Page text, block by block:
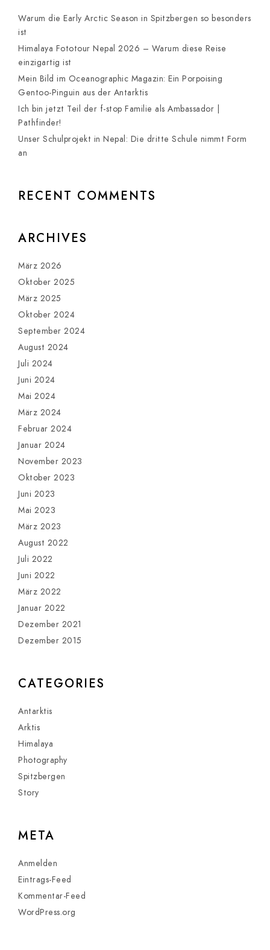
Warum die Early Arctic Season in Spitzbergen so besonders
ist
Himalaya Fototour Nepal 2026 – Warum diese Reise
einzigartig ist
Mein Bild im Oceanographic Magazin: Ein Porpoising
Gentoo-Pinguin aus der Antarktis
Ich bin jetzt Teil der f-stop Familie als Ambassador |
Pathfinder!
Unser Schulprojekt in Nepal: Die dritte Schule nimmt Form
an
RECENT COMMENTS
ARCHIVES
März 2026
Oktober 2025
März 2025
Oktober 2024
September 2024
August 2024
Juli 2024
Juni 2024
Mai 2024
März 2024
Februar 2024
Januar 2024
November 2023
Oktober 2023
Juni 2023
Mai 2023
März 2023
August 2022
Juli 2022
Juni 2022
März 2022
Januar 2022
Dezember 2021
Dezember 2015
CATEGORIES
Antarktis
Arktis
Himalaya
Photography
Spitzbergen
Story
META
Anmelden
Eintrags-Feed
Kommentar-Feed
WordPress.org